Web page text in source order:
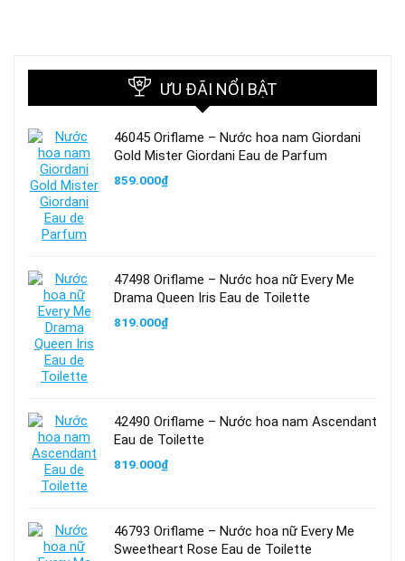
ƯU ĐÃI NỔI BẬT
46045 Oriflame – Nước hoa nam Giordani
Gold Mister Giordani Eau de Parfum
859.000₫
47498 Oriflame – Nước hoa nữ Every Me
Drama Queen Iris Eau de Toilette
819.000₫
42490 Oriflame – Nước hoa nam Ascendant
Eau de Toilette
819.000₫
46793 Oriflame – Nước hoa nữ Every Me
Sweetheart Rose Eau de Toilette